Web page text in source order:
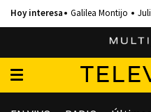
Galilea Montijo